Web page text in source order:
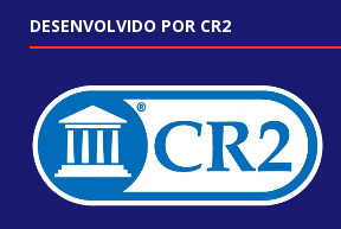
DESENVOLVIDO POR CR2